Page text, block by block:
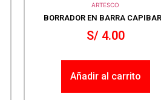
ARTESCO
BORRADOR EN BARRA
S/4.00
Añadir al carrito